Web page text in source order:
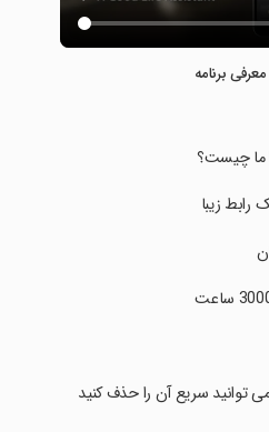
برنامه
ما چیست؟
زیبا
توانید سریع آن را حذف کنید